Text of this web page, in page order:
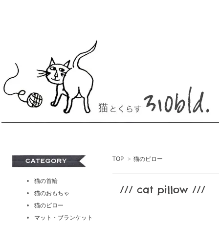
TOP > 猫のピロー
/// cat pillow ///
猫の首輪
猫のおもちゃ
猫のピロー
マット・ブランケット